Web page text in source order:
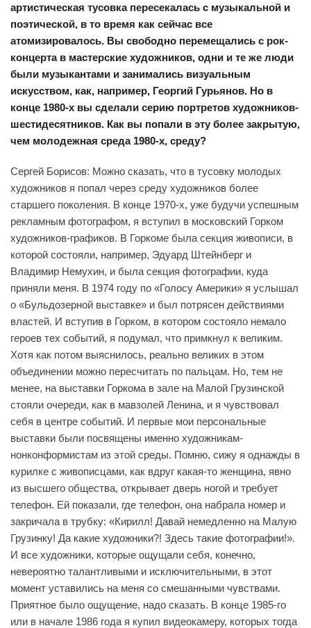
артистическая тусовка пересекалась с музыкальной и
поэтической, в то время как сейчас все
атомизировалось. Вы свободно перемещались с рок-
концерта в мастерские художников, одни и те же люди
были музыкантами и занимались визуальным
искусством, как, например, Георгий Гурьянов. Но в
конце 1980-х вы сделали серию портретов художников-
шестидесятников. Как вы попали в эту более закрытую,
чем молодежная среда 1980-х, среду?
Сергей Борисов: Можно сказать, что в тусовку молодых
художников я попал через среду художников более
старшего поколения. В конце 1970-х, уже будучи успешным
рекламным фотографом, я вступил в московский Горком
художников-графиков. В Горкоме была секция живописи, в
которой состояли, например, Эдуард Штейнберг и
Владимир Немухин, и была секция фотографии, куда
приняли меня. В 1974 году по «Голосу Америки» я услышал
о «Бульдозерной выставке» и был потрясен действиями
властей. И вступив в Горком, в котором состояло немало
героев тех событий, я подумал, что примкнул к великим.
Хотя как потом выяснилось, реально великих в этом
объединении можно пересчитать по пальцам. Но, тем не
менее, на выставки Горкома в зале на Малой Грузинской
стояли очереди, как в мавзолей Ленина, и я чувствовал
себя в центре событий. И первые мои персональные
выставки были посвящены именно художникам-
нонконформистам из этой среды. Помню, сижу я однажды в
курилке с живописцами, как вдруг какая-то женщина, явно
из высшего общества, открывает дверь ногой и требует
телефон. Ей показали, где телефон, она набрала номер и
закричала в трубку: «Кирилл! Давай немедленно на Малую
Грузинку! Да какие художники?! Здесь такие фотографии!».
И все художники, которые ощущали себя, конечно,
невероятно талантливыми и исключительными, в этот
момент уставились на меня со смешанными чувствами.
Приятное было ощущение, надо сказать. В конце 1985-го
или в начале 1986 года я купил видеокамеру, которых тогда